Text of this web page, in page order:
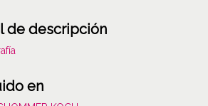
de descripción
en